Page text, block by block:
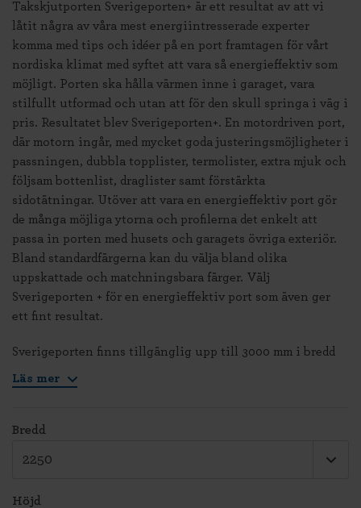
Takskjutporten Sverigeporten+ är ett resultat av att vi
låtit några av våra mest energiintresserade experter
komma med tips och idéer på en port framtagen för vårt
nordiska klimat med syftet att vara så energieffektiv som
möjligt. Porten ska hålla värmen inne i garaget, vara
stilfullt utformad och utan att för den skull springa i väg i
pris. Resultatet blev Sverigeporten+. En motordriven port,
där motorn ingår, med mycket goda justeringsmöjligheter i
passningen, dubbla topplister, termolister, extra mjuk och
följsam bottenlist, draglister samt förstärkta
sidotätningar. Utöver att vara en energieffektiv port gör
de många möjliga ytorna och profilerna det enkelt att
passa in porten med husets och garagets övriga exteriör.
Bland standardfärgerna kan du välja bland olika
uppskattade och matchningsbara färger. Välj
Sverigeporten + för en energieffektiv port som även ger
ett fint resultat.
Sverigeporten finns tillgänglig upp till 3000 mm i bredd
Läs mer
Bredd
Höjd